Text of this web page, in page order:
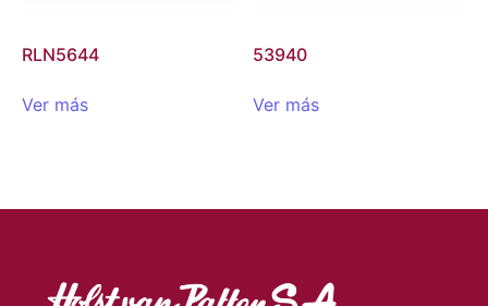
RLN5644
Ver más
53940
Ver más